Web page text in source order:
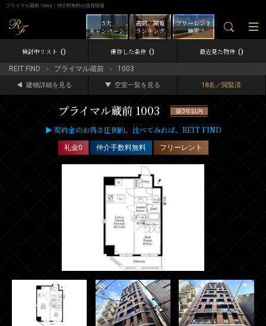
プライマル蔵前 1003｜仲介料無料の賃貸情報
フリーレント
検索
週間／閲覧
ランキング
5大
キャンペーン
検討中リスト 0 保存した条件 0 最近見た物件 0
REIT FIND プライマル蔵前 1003
建物詳細を見る 空室一覧を見る 18名／閲覧済
プライマル蔵前 1003 築3年以内
▶ 契約金のお得さ圧倒的。比べてみれば、REIT FIND
礼金0 仲介手数料無料 フリーレント